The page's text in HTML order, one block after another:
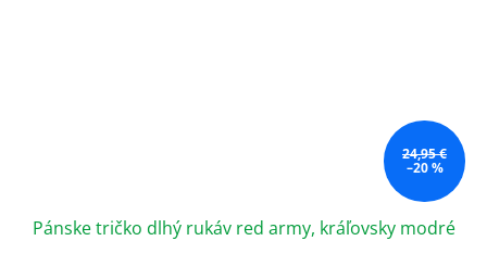
24,95 €
–20 %
Pánske tričko dlhý rukáv red army, kráľovsky modré